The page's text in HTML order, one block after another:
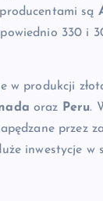
są
330 i
w produkcji
oraz Peru.
przez
inwestycje w